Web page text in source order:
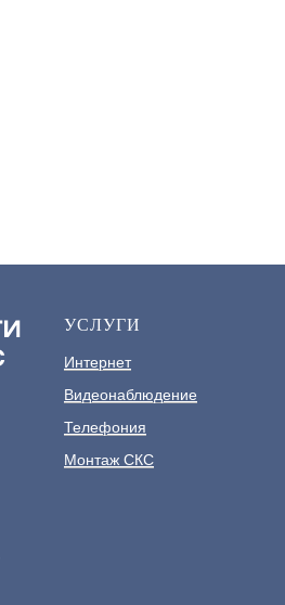
УСЛУГИ
Интернет
Видеонаблюдение
Телефония
Монтаж СКС